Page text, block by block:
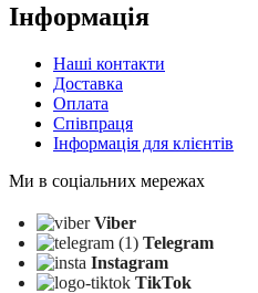
Інформація
Наші контакти
Доставка
Оплата
Співпраця
Інформація для клієнтів
Ми в соціальних мережах
Viber
Telegram
Instagram
TikTok